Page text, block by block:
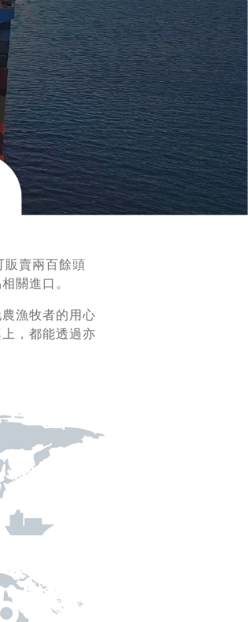
販賣兩百餘頭
關進口。
漁牧者的用心
，都能透過亦